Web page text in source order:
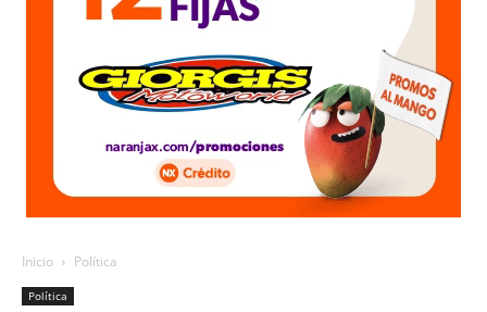
Inicio Política
Política